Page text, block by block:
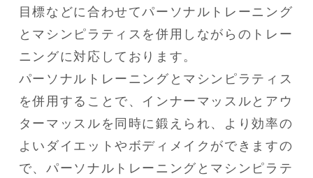
目標などに合わせてパーソナルトレーニング
とマシンピラティスを併用しながらのトレー
ニングに対応しております。
パーソナルトレーニングとマシンピラティス
を併用することで、インナーマッスルとアウ
ターマッスルを同時に鍛えられ、より効率の
よいダイエットやボディメイクができますの
で、パーソナルトレーニングとマシンピラテ